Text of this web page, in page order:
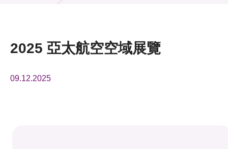
活動及消息
2025 亞太航空空域展覽
09.12.2025